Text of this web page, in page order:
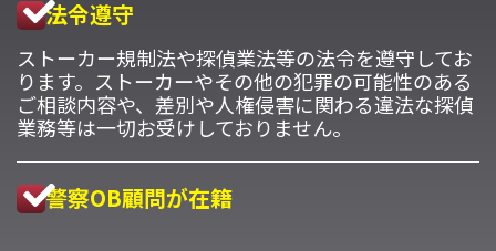
法令遵守
ストーカー規制法や探偵業法等の法令を遵守してお
ります。ストーカーやその他の犯罪の可能性のある
ご相談内容や、差別や人権侵害に関わる違法な探偵
業務等は一切お受けしておりません。
警察OB顧問が在籍